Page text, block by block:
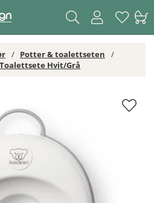
Potter & toalettseten
Hvit/Grå